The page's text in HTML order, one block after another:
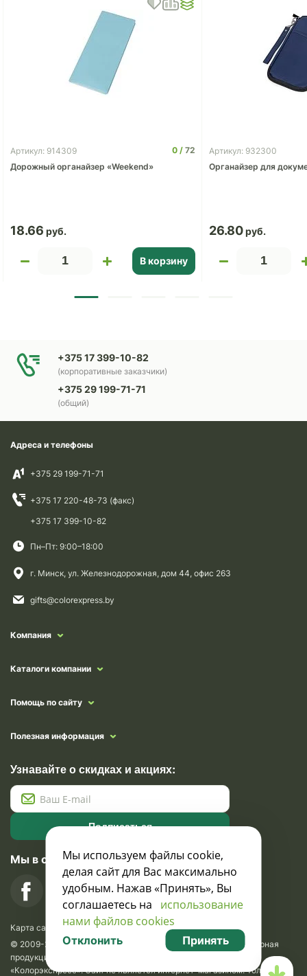
Артикул: 914309 0
72
Дорожный органайзер «Weekend»
18.66
В корзину
Артикул: 932300
Органайзер для
26.80
+375 17 399-10-82
(корпоративные заказчики)
+375 29 199-71-71
(общий)
Адреса и телефоны
+375 29 199-71-71
+375 17 220-48-73 (факс)
+375 17 399-10-82
Пн–Пт: 9:00–18:00
г. Минск, ул. Железнодорожная, дом 44, офис 263
gifts@colorexpress.by
Компания
Каталоги компании
Помощь по сайту
Полезная информация
Узнавайте о скидках и акциях:
Подписаться
Мы в социальных сетях
Карта сайта
© 2009-2026 Krasavik.by. Сувениры оптом. Рекламно-сувенирная
продукция и сувениры с логотипом. УНН 100873745, ООО
«Колорэкспресс». Сайт не является интернет-магазином. Только
Мы используем файлы cookie,
делая сайт для Вас максимально
удобным. Нажав «Принять», Вы
соглашаетесь на использование
нами файлов cookies
Отклонить Принять